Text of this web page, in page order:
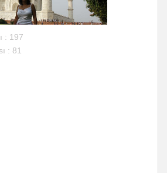
: 197
: 81